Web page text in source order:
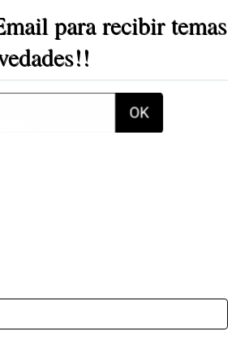
para recibir temas